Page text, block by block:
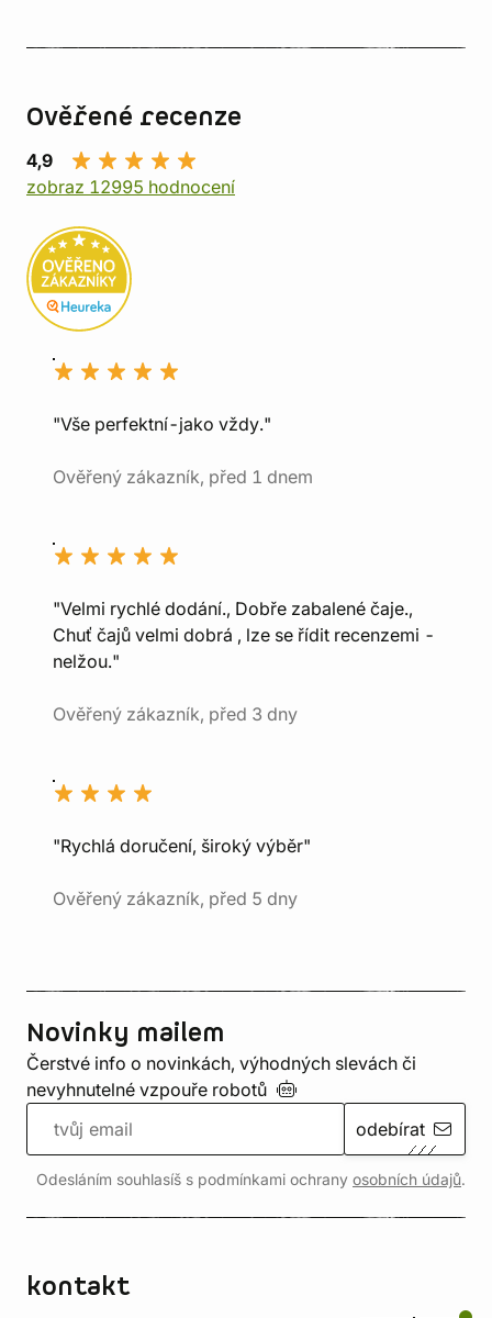
Ověřené recenze
4,9
zobraz 12995 hodnocení
"Vše perfektní-jako vždy."
Ověřený zákazník, před 1 dnem
"Velmi rychlé dodání., Dobře zabalené čaje.,
Chuť čajů velmi dobrá , lze se řídit recenzemi -
nelžou."
Ověřený zákazník, před 3 dny
"Rychlá doručení, široký výběr"
Ověřený zákazník, před 5 dny
Novinky mailem
Čerstvé info o novinkách, výhodných slevách či
nevyhnutelné vzpouře robotů
odebírat
Odesláním souhlasíš s podmínkami ochrany osobních údajů.
kontakt